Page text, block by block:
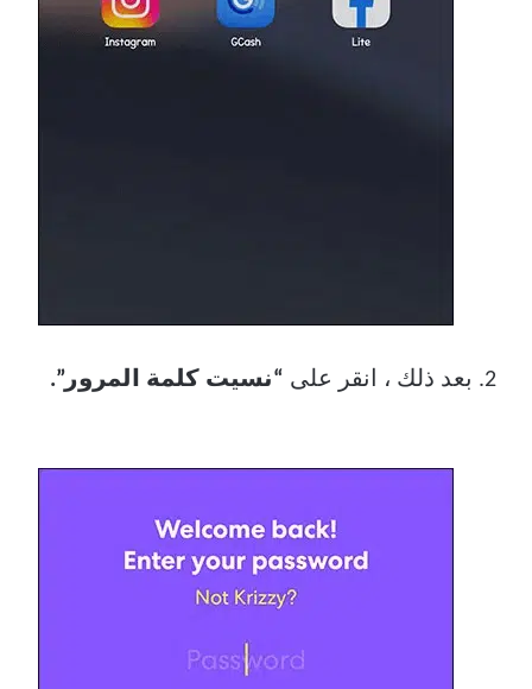
بعد ذلك ، انقر على “نسيت كلمة المرور”.